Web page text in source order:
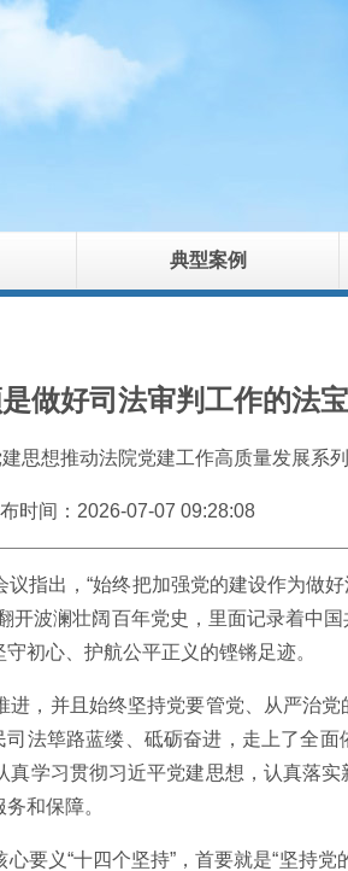
典型案例
做好司法审判工作的法宝
思想推动法院党建工作高质量发展系
时间：2026-07-07 09:28:08
指出，“始终把加强党的建设作为做
开波澜壮阔百年党史，里面记录着中
初心、护航公平正义的铿锵足迹。
，并且始终坚持党要管党、从严治
法筚路蓝缕、砥砺奋进，走上了全
学习贯彻习近平党建思想，认真落
和保障。
要义“十四个坚持”，首要就是“坚持